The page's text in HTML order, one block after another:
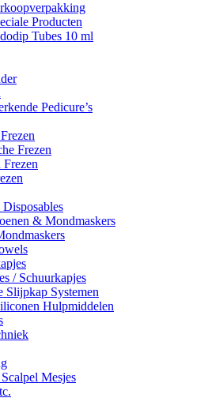
Producten
Tubes 10 ml
Pedicure’s
Frezen
Frezen
& Mondmaskers
/ Schuurkapjes
Slijpkap Systemen
Hulpmiddelen
Mesjes